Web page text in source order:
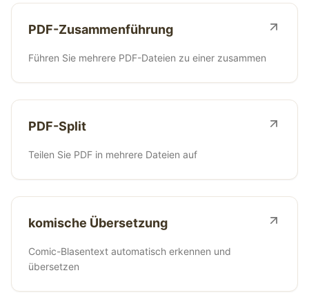
PDF-Zusammenführung
Führen Sie mehrere PDF-Dateien zu einer zusammen
PDF-Split
Teilen Sie PDF in mehrere Dateien auf
komische Übersetzung
Comic-Blasentext automatisch erkennen und
übersetzen